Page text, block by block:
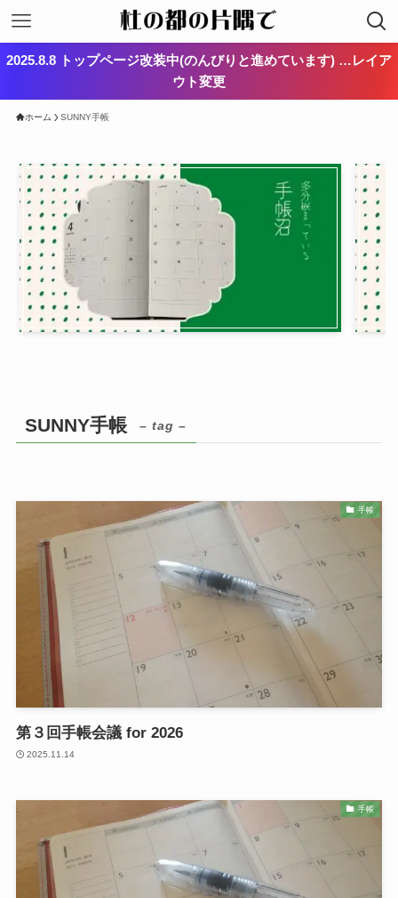
2025.8.8 トップページ改装中(のんびりと進めています) …レイア
ウト変更
ホーム SUNNY手帳
SUNNY手帳 – tag –
手帳
第３回手帳会議 for 2026
2025.11.14
手帳